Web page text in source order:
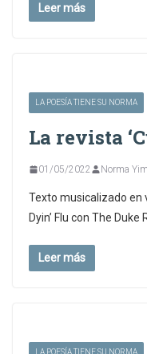
Leer más
LA POESÍA TIENE SU NORMA
La revista
01/05/2022 Norma Yim
Texto musicalizado
Dyin’ Flu con The Duke
Leer más
LA POESÍA TIENE SU NORMA